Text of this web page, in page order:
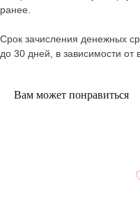
ранее.
Срок зачисления денежных
до 30 дней, в зависимости от
Вам может понравиться